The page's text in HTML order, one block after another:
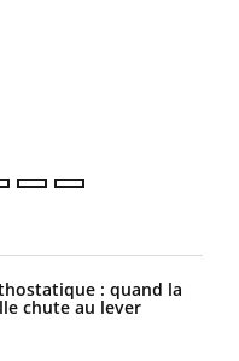
: quand la
chute au lever